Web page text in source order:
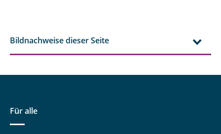
Bildnachweise dieser Seite
Für alle